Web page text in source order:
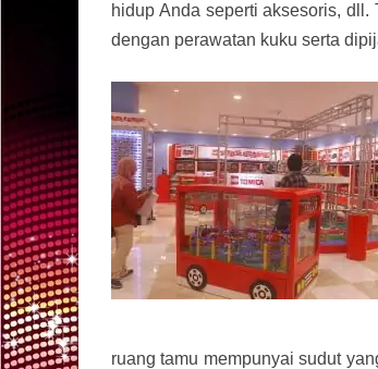
hidup Anda seperti aksesoris,
dengan perawatan kuku serta
ruang tamu mempunyai sudut